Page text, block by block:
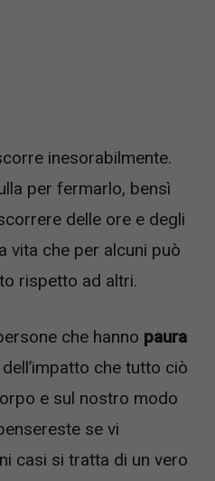
inesorabilmente.
per fermarlo, bensì
delle ore e degli
vita che per alcuni può
rispetto ad altri.
che hanno paura
dell’impatto che tutto ciò
e sul nostro modo
se vi
casi si tratta di un vero